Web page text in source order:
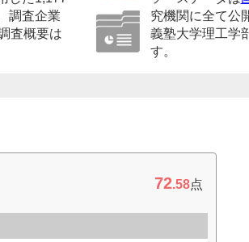
調査企業
査概要は
究機関に全て公
義塾大学理工学
す。
72.58点